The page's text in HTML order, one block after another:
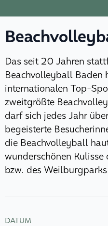
Das seit 20 Jahren
Beachvolleyball Baden
internationalen Top-
zweitgrößte
darf sich jedes Jahr
begeisterte
die Beachvolleyball
wunderschönen
bzw. des
DATUM